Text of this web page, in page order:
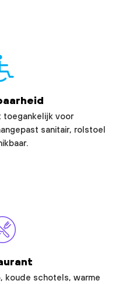
toegankelijk voor
sanitair, rolstoel
koude schotels, warme